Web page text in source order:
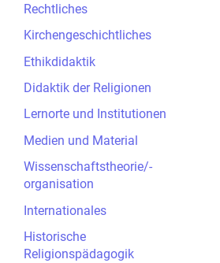
Rechtliches
Kirchengeschichtliches
Ethikdidaktik
Didaktik der Religionen
Lernorte und Institutionen
Medien und Material
Wissenschaftstheorie/-
organisation
Internationales
Historische
Religionspädagogik